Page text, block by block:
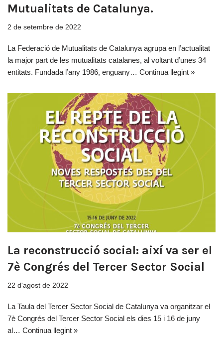
Mutualitats de Catalunya.
2 de setembre de 2022
La Federació de Mutualitats de Catalunya agrupa en l’actualitat
la major part de les mutualitats catalanes, al voltant d’unes 34
entitats. Fundada l’any 1986, enguany… Continua llegint »
La reconstrucció social: així va ser el
7è Congrés del Tercer Sector Social
22 d'agost de 2022
La Taula del Tercer Sector Social de Catalunya va organitzar el
7è Congrés del Tercer Sector Social els dies 15 i 16 de juny
al… Continua llegint »